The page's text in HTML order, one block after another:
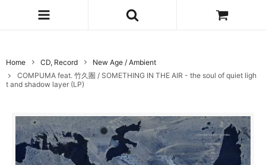
Home CD, Record
New Age / Ambient
COMPUMA feat. 竹久圏 / SOMETHING IN THE AIR - the soul of quiet ligh
t and shadow layer (LP)